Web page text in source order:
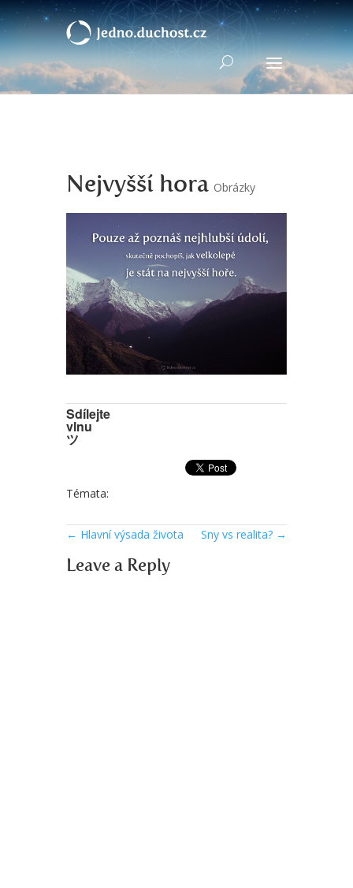
Nejvyšší hora Obrázky
Sdílejte
vlnu
ツ
Témata:
← Hlavní výsada života Sny vs realita? →
Leave a Reply